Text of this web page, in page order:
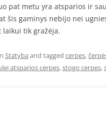
pat metu yra atsparios ir
šis gaminys nebijo nei
laikui tik gražėja.
Statyba and tagged cerpes,
atsparios cerpes,stogo cerpes,